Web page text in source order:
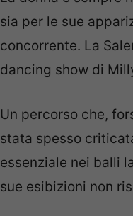
sia per le sue
concorrente. La
dancing show di
Un percorso che,
stata spesso
essenziale nei balli
sue esibizioni non